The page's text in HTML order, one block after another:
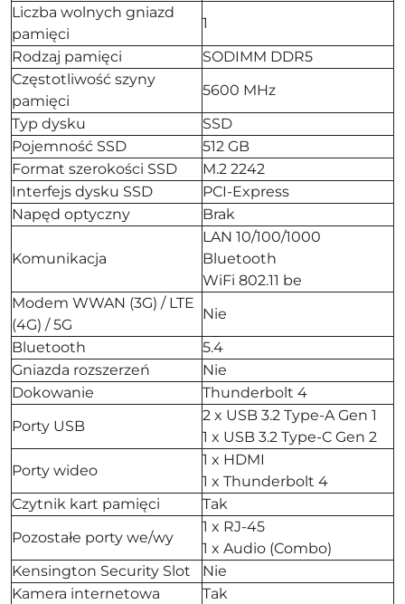
Liczba wolnych gniazd
pamięci
1
Rodzaj pamięci
SODIMM DDR5
Częstotliwość szyny
pamięci
5600 MHz
Typ dysku
SSD
Pojemność SSD
512 GB
Format szerokości SSD
M.2 2242
Interfejs dysku SSD
PCI-Express
Napęd optyczny
Brak
Komunikacja
LAN 10/100/1000
Bluetooth
WiFi 802.11 be
Modem WWAN (3G) / LTE
(4G) / 5G
Nie
Bluetooth
5.4
Gniazda rozszerzeń
Nie
Dokowanie
Thunderbolt 4
Porty USB
2 x USB 3.2 Type-A Gen 1
1 x USB 3.2 Type-C Gen 2
Porty wideo
1 x HDMI
1 x Thunderbolt 4
Czytnik kart pamięci
Tak
Pozostałe porty we/wy
1 x RJ-45
1 x Audio (Combo)
Kensington Security Slot
Nie
Kamera internetowa
Tak